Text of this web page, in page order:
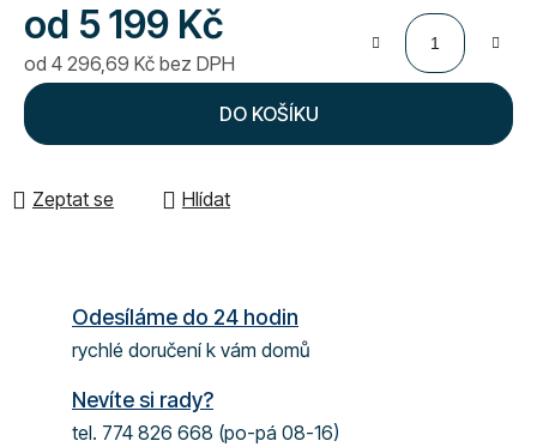
od 5 199 Kč
od 4 296,69 Kč bez DPH
Měrná cena:
DO KOŠÍKU
Zeptat se Hlídat
Odesíláme do 24 hodin
rychlé doručení k vám domů
Nevíte si rady?
tel. 774 826 668 (po-pá 08-16)